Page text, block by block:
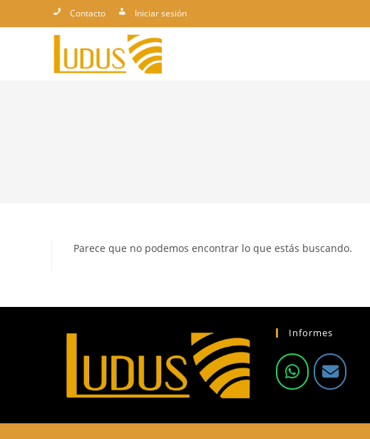
al
Contacto Iniciar sesión
Parece que no podemos encontrar lo que estás buscando.
Informes